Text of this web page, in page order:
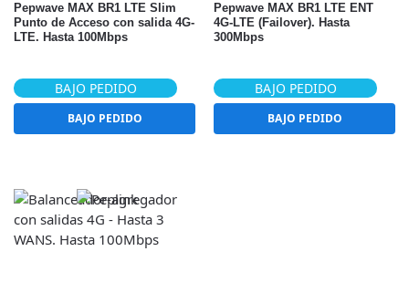
Pepwave MAX BR1 LTE Slim
Punto de Acceso con salida 4G-
LTE. Hasta 100Mbps
BAJO PEDIDO
BAJO PEDIDO
Pepwave MAX BR1 LTE ENT
4G-LTE (Failover). Hasta
300Mbps
BAJO PEDIDO
BAJO PEDIDO